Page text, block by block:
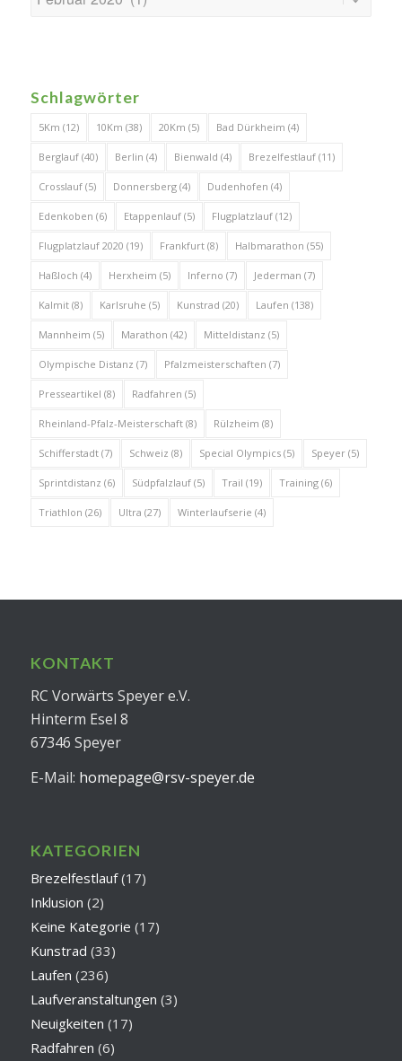
Schlagwörter
5Km (12) 10Km (38) 20Km (5) Bad Dürkheim (4)
Berglauf(40) Berlin (4) Bienwald (4) Brezelfestlauf(11)
Crosslauf(5) Donnersberg(4) Dudenhofen (4)
Edenkoben (6) Etappenlauf(5) Flugplatzlauf(12)
Flugplatzlauf 2020 (19) Frankfurt(8) Halbmarathon (55)
Haßloch (4) Herxheim (5) Inferno (7) Jederman (7)
Kalmit(8) Karlsruhe (5) Kunstrad (20) Laufen (138)
Mannheim (5) Marathon (42) Mitteldistanz (5)
Olympische Distanz (7) Pfalzmeisterschaften (7)
Presseartikel (8) Radfahren (5)
Rheinland-Pfalz-Meisterschaft(8) Rülzheim (8)
Schifferstadt(7) Schweiz (8) Special Olympics(5) Speyer(5)
Sprintdistanz (6) Südpfalzlauf(5) Trail (19) Training(6)
Triathlon (26) Ultra (27) Winterlaufserie (4)
KONTAKT
RC Vorwärts Speyer e.V.
Hinterm Esel 8
67346 Speyer
E-Mail: homepage@rsv-speyer.de
KATEGORIEN
Brezelfestlauf(17)
Inklusion (2)
Keine Kategorie (17)
Kunstrad (33)
Laufen (236)
Laufveranstaltungen (3)
Neuigkeiten (17)
Radfahren (6)